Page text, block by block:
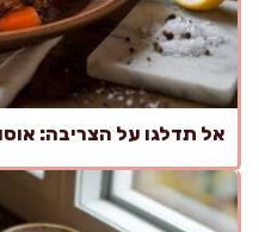
אל תדלגו על הצריבה: